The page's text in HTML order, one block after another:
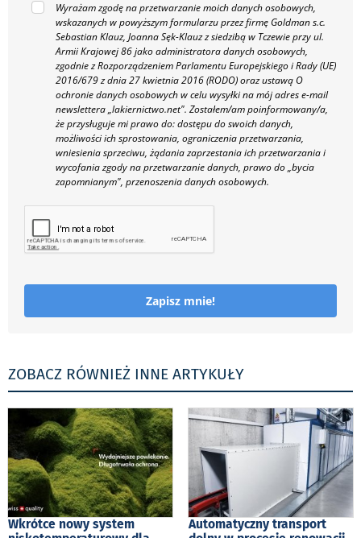
Wyrażam zgodę na przetwarzanie moich danych osobowych,
wskazanych w powyższym formularzu przez firmę Goldman s.c.
Sebastian Klauz, Joanna Sęk-Klauz z siedzibą w Tczewie przy ul.
Armii Krajowej 86 jako administratora danych osobowych,
zgodnie z Rozporządzeniem Parlamentu Europejskiego i Rady (UE)
2016/679 z dnia 27 kwietnia 2016 (RODO) oraz ustawą O
ochronie danych osobowych w celu wysyłki na mój adres e-mail
newslettera „lakiernictwo.net". Zostałem/am poinformowany/a,
że przysługuje mi prawo do: dostępu do swoich danych,
możliwości ich sprostowania, ograniczenia przetwarzania,
wniesienia sprzeciwu, żądania zaprzestania ich przetwarzania i
wycofania zgody na przetwarzanie danych, prawo do „bycia
zapomnianym", przenoszenia danych osobowych.
Zapisz mnie!
ZOBACZ RÓWNIEŻ INNE ARTYKUŁY
Wkrótce nowy system
Automatyczny transport